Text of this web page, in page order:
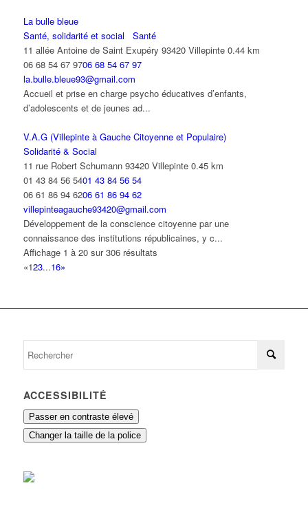
La bulle bleue
Santé, solidarité et social
Santé
11 allée Antoine de Saint Exupéry 93420 Villepinte 0.44 km
06 68 54 67 9706 68 54 67 97
la.bulle.bleue93@gmail.com
Accueil et prise en charge psycho éducatives d’enfants,
d’adolescents et de jeunes ad...
V.A.G (Villepinte à Gauche Citoyenne et Populaire)
Solidarité & Social
11 rue Robert Schumann 93420 Villepinte 0.45 km
01 43 84 56 5401 43 84 56 54
06 61 86 94 6206 61 86 94 62
villepinteagauche93420@gmail.com
Développement de la conscience citoyenne par une
connaissance des institutions républicaines, y c...
Affichage 1 à 20 sur 306 résultats
«123...16»
ACCESSIBILITÉ
Passer en contraste élevé
Changer la taille de la police